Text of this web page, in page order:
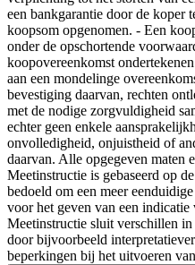
een bankgarantie door de koper
koopsom opgenomen. - Een
onder de opschortende
koopovereenkomst
aan een mondelinge
bevestiging daarvan, rechten
met de nodige zorgvuldigheid
echter geen enkele
onvolledigheid, onjuistheid of
daarvan. Alle opgegeven maten
Meetinstructie is gebaseerd op
bedoeld om een meer
voor het geven van een
Meetinstructie sluit verschillen
door bijvoorbeeld
beperkingen bij het uitvoeren